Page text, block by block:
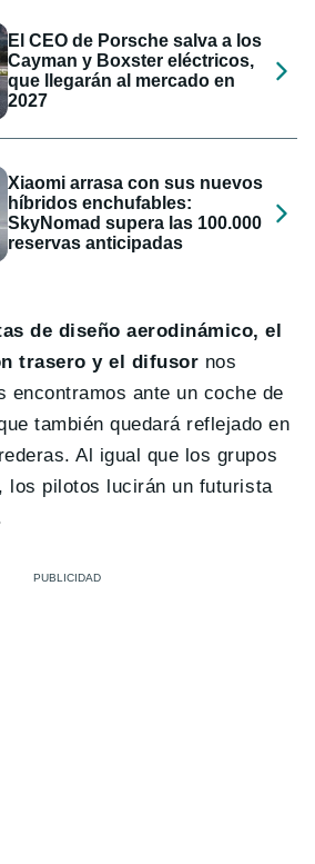
El CEO de Porsche salva a los
Cayman y Boxster eléctricos,
que llegarán al mercado en
2027
Xiaomi arrasa con sus nuevos
híbridos enchufables:
SkyNomad supera las 100.000
reservas anticipadas
de diseño aerodinámico, el
trasero y el difusor nos
encontramos ante un coche de
también quedará reflejado en
Al igual que los grupos
los pilotos lucirán un futurista